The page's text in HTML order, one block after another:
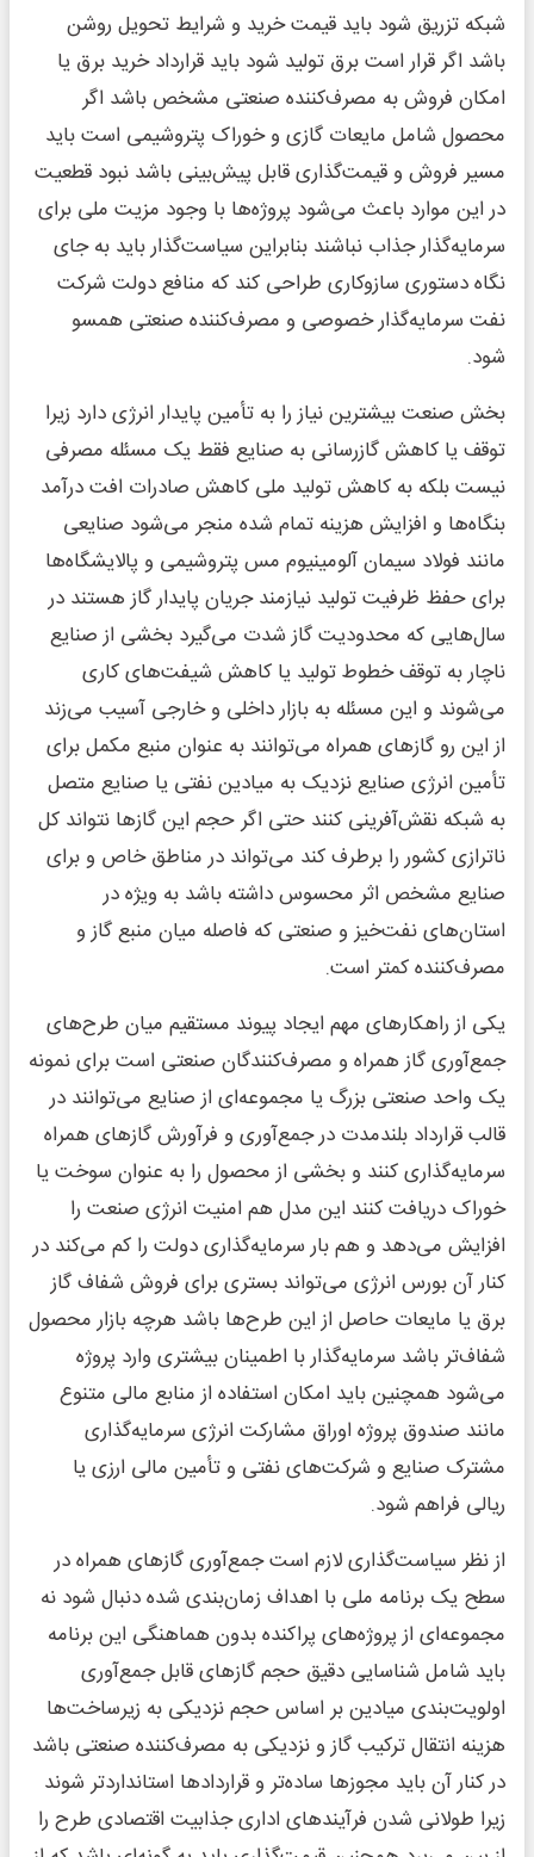
شبکه تزریق شود باید قیمت خرید و شرایط تحویل روشن
باشد اگر قرار است برق تولید شود باید قرارداد خرید برق یا
امکان فروش به مصرف‌کننده صنعتی مشخص باشد اگر
محصول شامل مایعات گازی و خوراک پتروشیمی است باید
مسیر فروش و قیمت‌گذاری قابل پیش‌بینی باشد نبود قطعیت
در این موارد باعث می‌شود پروژه‌ها با وجود مزیت ملی برای
سرمایه‌گذار جذاب نباشند بنابراین سیاست‌گذار باید به جای
نگاه دستوری سازوکاری طراحی کند که منافع دولت شرکت
نفت سرمایه‌گذار خصوصی و مصرف‌کننده صنعتی همسو
شود.
بخش صنعت بیشترین نیاز را به تأمین پایدار انرژی دارد زیرا
توقف یا کاهش گازرسانی به صنایع فقط یک مسئله مصرفی
نیست بلکه به کاهش تولید ملی کاهش صادرات افت درآمد
بنگاه‌ها و افزایش هزینه تمام شده منجر می‌شود صنایعی
مانند فولاد سیمان آلومینیوم مس پتروشیمی و پالایشگاه‌ها
برای حفظ ظرفیت تولید نیازمند جریان پایدار گاز هستند در
سال‌هایی که محدودیت گاز شدت می‌گیرد بخشی از صنایع
ناچار به توقف خطوط تولید یا کاهش شیفت‌های کاری
می‌شوند و این مسئله به بازار داخلی و خارجی آسیب می‌زند
از این رو گازهای همراه می‌توانند به عنوان منبع مکمل برای
تأمین انرژی صنایع نزدیک به میادین نفتی یا صنایع متصل
به شبکه نقش‌آفرینی کنند حتی اگر حجم این گازها نتواند کل
ناترازی کشور را برطرف کند می‌تواند در مناطق خاص و برای
صنایع مشخص اثر محسوس داشته باشد به ویژه در
استان‌های نفت‌خیز و صنعتی که فاصله میان منبع گاز و
مصرف‌کننده کمتر است.
یکی از راهکارهای مهم ایجاد پیوند مستقیم میان طرح‌های
جمع‌آوری گاز همراه و مصرف‌کنندگان صنعتی است برای نمونه
یک واحد صنعتی بزرگ یا مجموعه‌ای از صنایع می‌توانند در
قالب قرارداد بلندمدت در جمع‌آوری و فرآورش گازهای همراه
سرمایه‌گذاری کنند و بخشی از محصول را به عنوان سوخت یا
خوراک دریافت کنند این مدل هم امنیت انرژی صنعت را
افزایش می‌دهد و هم بار سرمایه‌گذاری دولت را کم می‌کند در
کنار آن بورس انرژی می‌تواند بستری برای فروش شفاف گاز
برق یا مایعات حاصل از این طرح‌ها باشد هرچه بازار محصول
شفاف‌تر باشد سرمایه‌گذار با اطمینان بیشتری وارد پروژه
می‌شود همچنین باید امکان استفاده از منابع مالی متنوع
مانند صندوق پروژه اوراق مشارکت انرژی سرمایه‌گذاری
مشترک صنایع و شرکت‌های نفتی و تأمین مالی ارزی یا
ریالی فراهم شود.
از نظر سیاست‌گذاری لازم است جمع‌آوری گازهای همراه در
سطح یک برنامه ملی با اهداف زمان‌بندی شده دنبال شود نه
مجموعه‌ای از پروژه‌های پراکنده بدون هماهنگی این برنامه
باید شامل شناسایی دقیق حجم گازهای قابل جمع‌آوری
اولویت‌بندی میادین بر اساس حجم نزدیکی به زیرساخت‌ها
هزینه انتقال ترکیب گاز و نزدیکی به مصرف‌کننده صنعتی باشد
در کنار آن باید مجوزها ساده‌تر و قراردادها استانداردتر شوند
زیرا طولانی شدن فرآیندهای اداری جذابیت اقتصادی طرح را